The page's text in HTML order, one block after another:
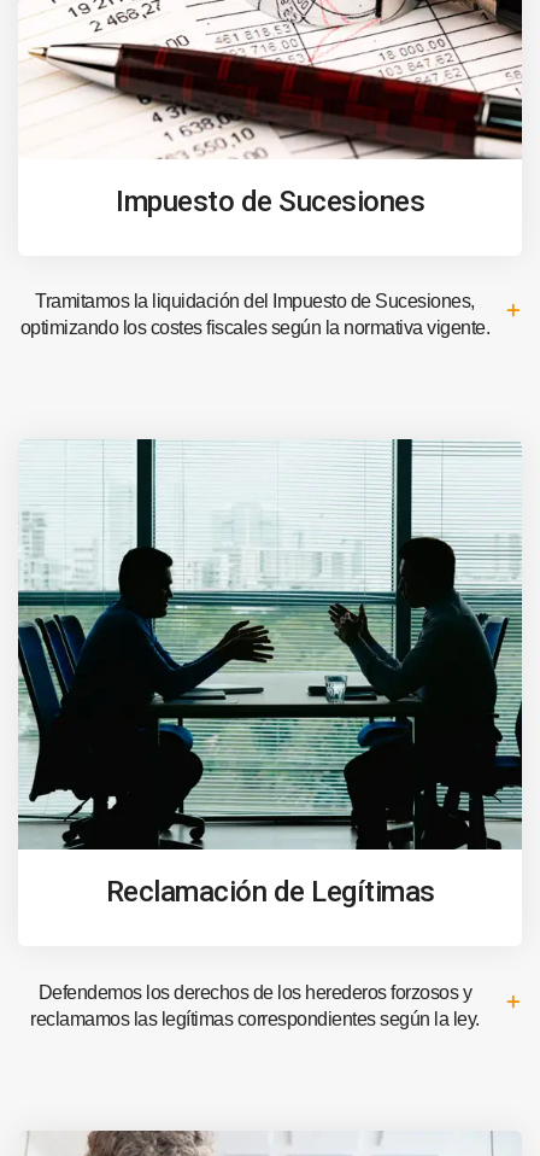
Impuesto de Sucesiones
Tramitamos la liquidación del Impuesto de Sucesiones,
optimizando los costes fiscales según la normativa vigente.
Reclamación de Legítimas
Defendemos los derechos de los herederos forzosos y
reclamamos las legítimas correspondientes según la ley.